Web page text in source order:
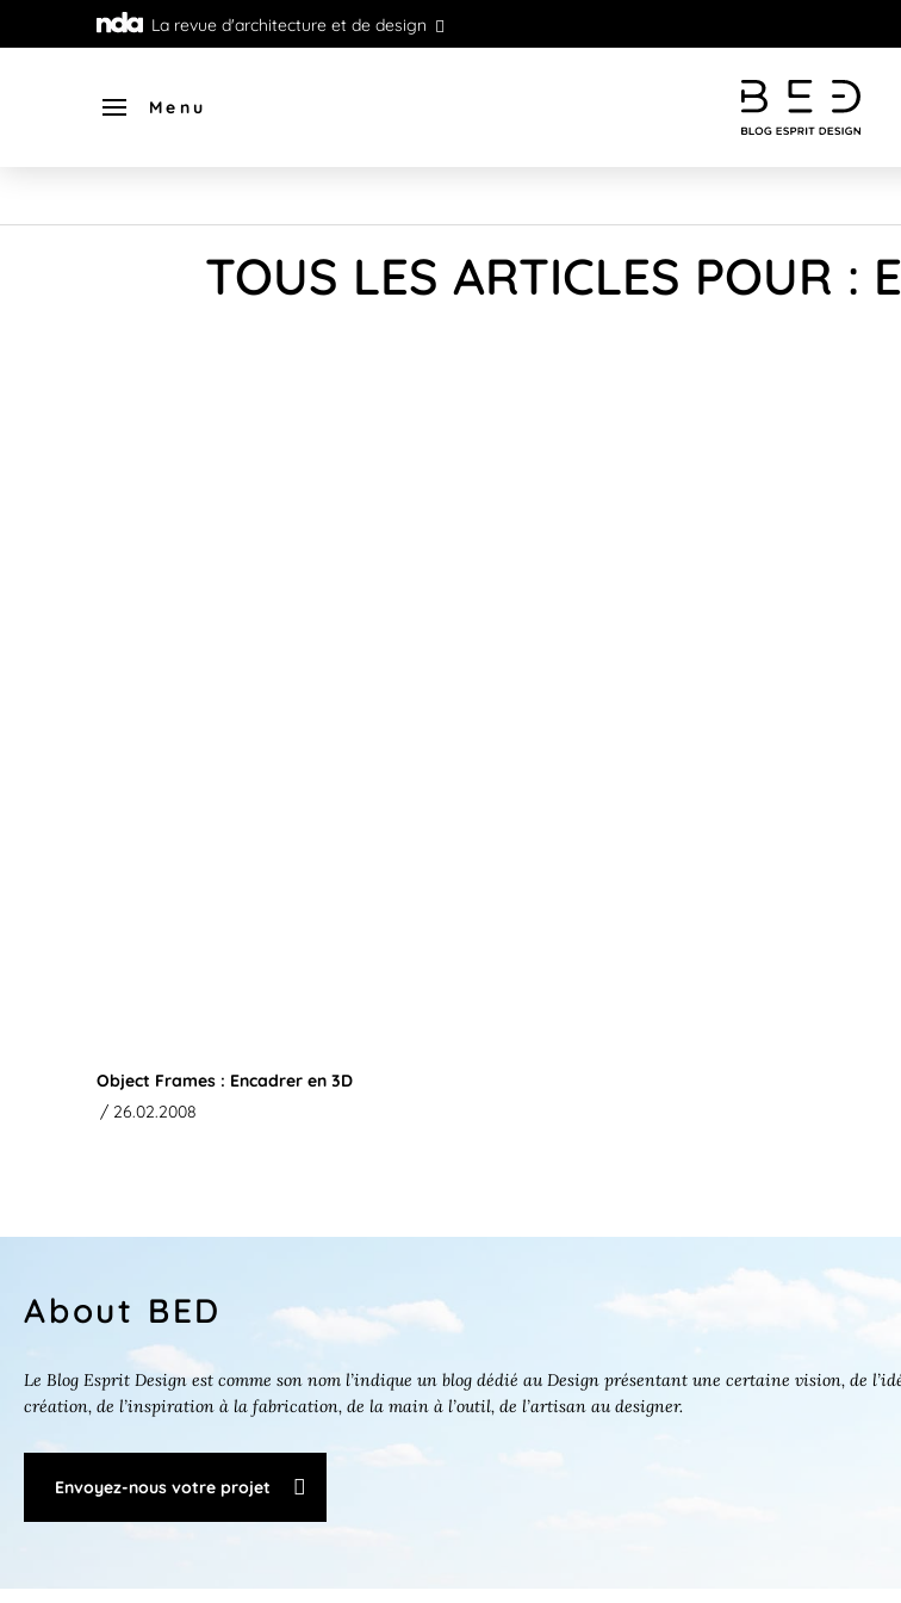
La revue d'architecture et de design
Menu
TOUS LES ARTICLES POUR :
Object Frames : Encadrer en 3D
/ 26.02.2008
About BED
Le Blog Esprit Design est comme son nom l’indique un blog dédié au Design présentant une certaine vision, de
création, de l’inspiration à la fabrication, de la main à l’outil, de l’artisan au designer.
Envoyez-nous votre projet